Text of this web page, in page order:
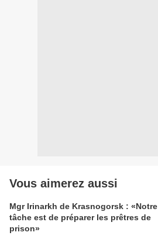
Vous aimerez aussi
Mgr Irinarkh de Krasnogorsk : «Notre
tâche est de préparer les prêtres de
prison»